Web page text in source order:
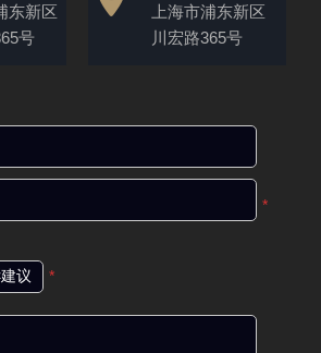
东新区
号
上海市浦东新区
川宏路365号
*
议 *